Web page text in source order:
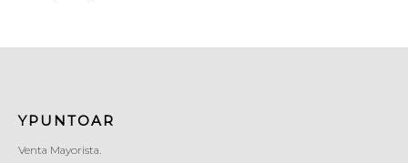
YPUNTOAR
Venta Mayorista.